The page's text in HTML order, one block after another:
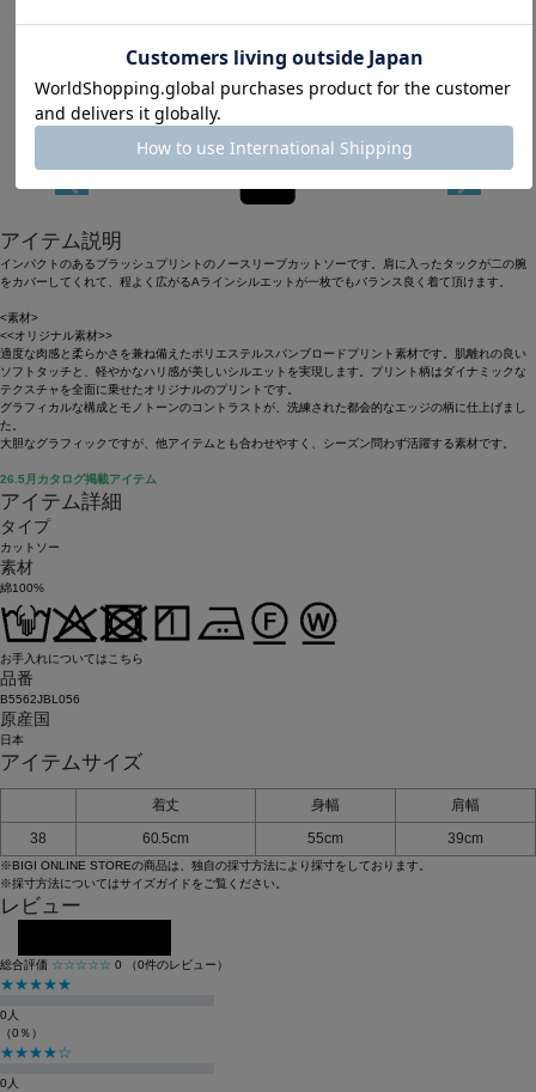
Length 60.5cm
アイテム説明
インパクトのあるブラッシュプリントのノースリーブカットソーです。肩に入ったタックが二の腕
をカバーしてくれて、程よく広がるAラインシルエットが一枚でもバランス良く着て頂けます。
<素材>
<<オリジナル素材>>
適度な肉感と柔らかさを兼ね備えたポリエステルスパンブロードプリント素材です。肌離れの良い
ソフトタッチと、軽やかなハリ感が美しいシルエットを実現します。プリント柄はダイナミックな
テクスチャを全面に乗せたオリジナルのプリントです。
グラフィカルな構成とモノトーンのコントラストが、洗練された都会的なエッジの柄に仕上げまし
た。
大胆なグラフィックですが、他アイテムとも合わせやすく、シーズン問わず活躍する素材です。
26.5月カタログ掲載アイテム
アイテム詳細
タイプ
カットソー
素材
綿100%
お手入れについてはこちら
品番
B5562JBL056
原産国
日本
アイテムサイズ
着丈 身幅
肩幅
38
60.5cm 55cm 39cm
※BIGI ONLINE STOREの商品は、独自の採寸方法により採寸をしております。
※採寸方法についてはサイズガイドをご覧ください。
レビュー
総合評価 ☆☆☆☆☆ 0 （0件のレビュー）
★★★★★
0人
（0％）
★★★★☆
0人